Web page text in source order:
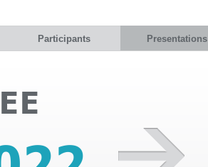
Participants Presentations